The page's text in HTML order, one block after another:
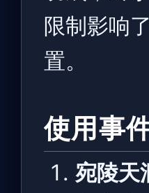
限制影响
置。
使用事
宛陵天